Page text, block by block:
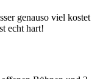
genauso viel kostet
echt hart!